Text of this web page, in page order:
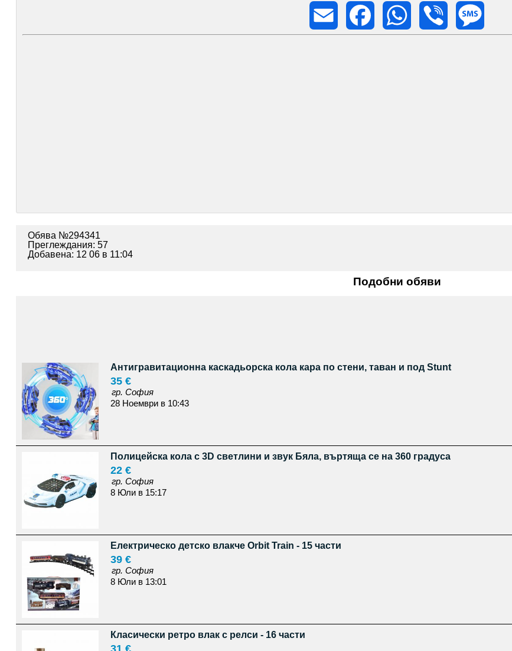
Email
Facebook WhatsApp Viber
Обява №294341
Преглеждания: 57
Добавена: 12 06 в 11:04
Подобни обяви
Антигравитационна каскадьорска кола кара по стени, таван и под Stunt
35 €
гр. София
28 Ноември в 10:43
Полицейска кола с 3D светлини и звук Бяла, въртяща се на 360 градуса
22 €
гр. София
8 Юли в 15:17
Електрическо детско влакче Orbit Train - 15 части
39 €
гр. София
8 Юли в 13:01
Класически ретро влак с релси - 16 части
31 €